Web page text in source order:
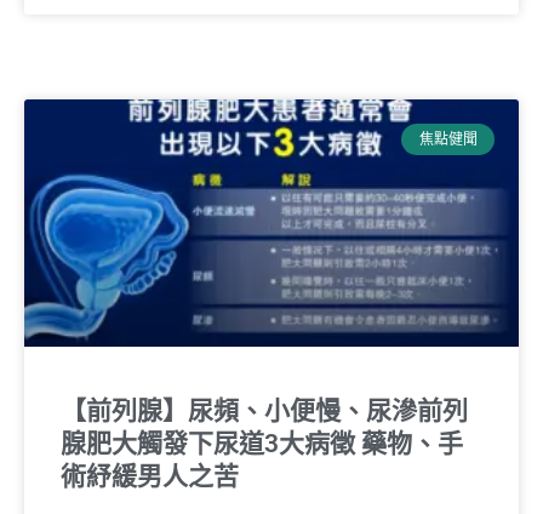
焦點健聞
【前列腺】尿頻、小便慢、尿滲前列
腺肥大觸發下尿道3大病徵 藥物、手
術紓緩男人之苦